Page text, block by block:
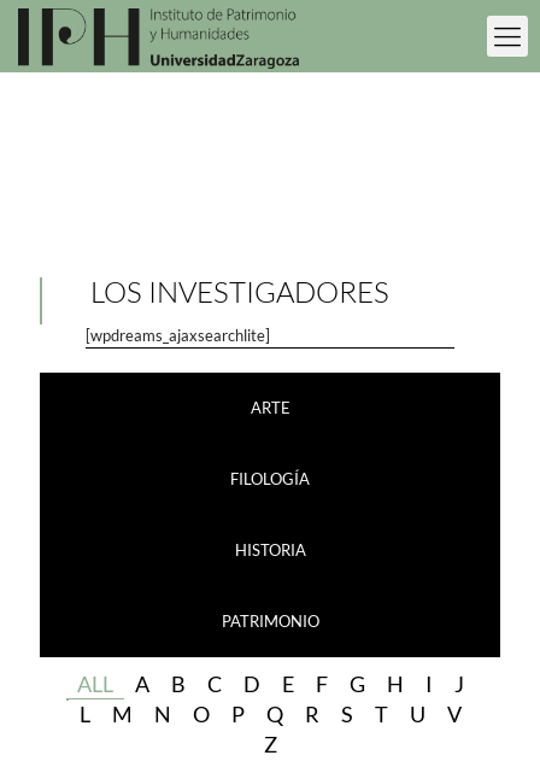
LOS INVESTIGADORES
[wpdreams_ajaxsearchlite]
ARTE
FILOLOGÍA
HISTORIA
PATRIMONIO
ALL A B C D E F G H I
J
L
M N O P Q R S T U
V
Z